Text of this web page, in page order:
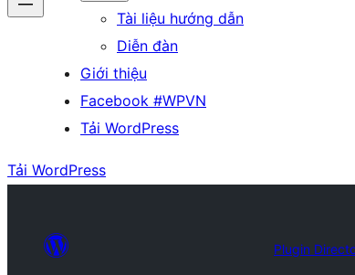
Tài liệu hướng dẫn
Diễn đàn
Giới thiệu
Facebook #WPVN
Tải WordPress
Tải WordPress
Plugin